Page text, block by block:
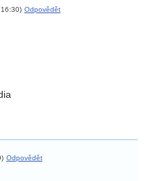
Odpovědět
Odpovědět